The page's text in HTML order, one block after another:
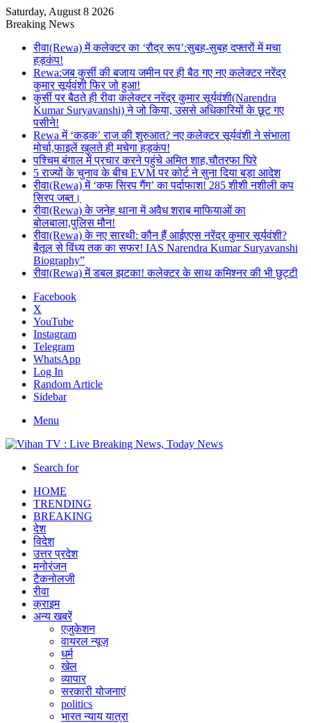
Saturday, August 8 2026
Breaking News
रीवा(Rewa) में कलेक्टर का ‘रौद्र रूप’:सुबह-सुबह दफ्तरों में मचा
हड़कंप!
Rewa:जब कुर्सी की बजाय जमीन पर ही बैठ गए नए कलेक्टर नरेंद्र
कुमार सूर्यवंशी फिर जो हुआ!
कुर्सी पर बैठते ही रीवा कलेक्टर नरेंद्र कुमार सूर्यवंशी(Narendra
Kumar Suryavanshi) ने जो किया, उससे अधिकारियों के छूट गए
पसीने!
Rewa में ‘कड़क’ राज की शुरुआत? नए कलेक्टर सूर्यवंशी ने संभाला
मोर्चा,फाइलें खुलते ही मचेगा हड़कंप!
पश्चिम बंगाल में प्रचार करने पहुंचे अमित शाह,चौतरफा घिरे
5 राज्यों के चुनाव के बीच EVM पर कोर्ट ने सुना दिया बड़ा आदेश
रीवा(Rewa) में ‘कफ सिरप गैंग’ का पर्दाफाश! 285 शीशी नशीली कप
सिरप जब्त।
रीवा(Rewa) के जनेह थाना में अवैध शराब माफियाओं का
बोलबाला,पुलिस मौन!
रीवा(Rewa) के नए सारथी: कौन हैं आईएएस नरेंद्र कुमार सूर्यवंशी?
बैतूल से विंध्य तक का सफर! IAS Narendra Kumar Suryavanshi
Biography”
रीवा(Rewa) में डबल झटका! कलेक्टर के साथ कमिश्नर की भी छुट्टी
Facebook
X
YouTube
Instagram
Telegram
WhatsApp
Log In
Random Article
Sidebar
Menu
Search for
HOME
TRENDING
BREAKING
देश
विदेश
उत्तर प्रदेश
मनोरंजन
टैकनोलजी
रीवा
क्राइम
अन्य खबरें
एजुकेशन
वायरल न्यूज़
धर्म
खेल
व्यापार
सरकारी योजनाएं
politics
भारत न्याय यात्रा